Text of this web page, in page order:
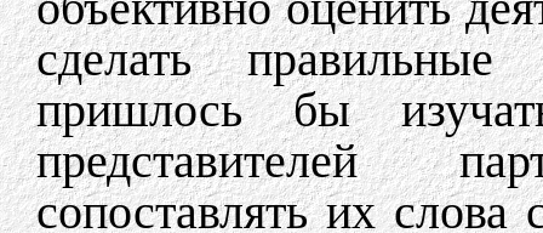
сделать
пришлось бы
представителей
сопоставлять их